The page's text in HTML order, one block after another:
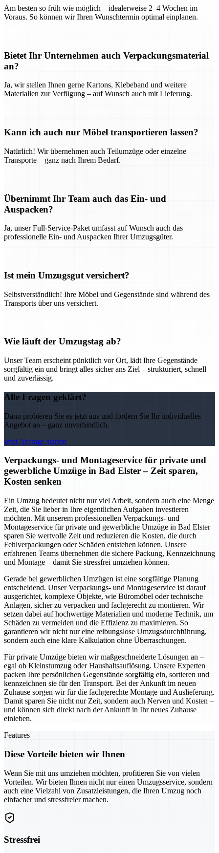
Am besten so früh wie möglich – idealerweise 2–4 Wochen im
Voraus. So können wir Ihren Wunschtermin optimal einplanen.
Bietet Ihr Unternehmen auch Verpackungsmaterial
an?
Ja, wir stellen Ihnen gerne Kartons, Klebeband und weitere
Materialien zur Verfügung – auf Wunsch auch mit Lieferung.
Kann ich auch nur Möbel transportieren lassen?
Natürlich! Wir übernehmen auch Teilumzüge oder einzelne
Transporte – ganz nach Ihrem Bedarf.
Übernimmt Ihr Team auch das Ein- und
Auspacken?
Ja, unser Full-Service-Paket umfasst auf Wunsch auch das
professionelle Ein- und Auspacken Ihrer Umzugsgüter.
Ist mein Umzugsgut versichert?
Selbstverständlich! Ihre Möbel und Gegenstände sind während des
Transports über uns versichert.
Wie läuft der Umzugstag ab?
Unser Team erscheint pünktlich vor Ort, lädt Ihre Gegenstände
sorgfältig ein und bringt alles sicher ans Ziel – strukturiert, schnell
und zuverlässig.
Alle Fragen geklärt?
Dann probieren Sie es jetzt aus und fordern Sie Ihr individuelles
Angebot an – ganz unverbindlich.
Jetzt Anfrage starten
Verpackungs- und Montageservice für private und
gewerbliche Umzüge in Bad Elster – Zeit sparen,
Kosten senken
Ein Umzug bedeutet nicht nur viel Arbeit, sondern auch eine Menge
Zeit, die Sie lieber in Ihre eigentlichen Aufgaben investieren
möchten. Mit unserem professionellen Verpackungs- und
Montageservice für private und gewerbliche Umzüge in Bad Elster
sparen Sie wertvolle Zeit und reduzieren die Kosten, die durch
Fehlverpackungen oder Schäden entstehen können. Unsere
erfahrenen Teams übernehmen die sichere Packung, Kennzeichnung
und Montage – damit Sie stressfrei umziehen können.
Gerade bei gewerblichen Umzügen ist eine sorgfältige Planung
entscheidend. Unser Verpackungs- und Montageservice ist darauf
ausgerichtet, komplexe Objekte, wie Büromöbel oder technische
Anlagen, sicher zu verpacken und fachgerecht zu montieren. Wir
setzen dabei auf hochwertige Materialien und moderne Technik, um
Schäden zu vermeiden und die Effizienz zu maximieren. So
garantieren wir nicht nur eine reibungslose Umzugsdurchführung,
sondern auch eine klare Kalkulation ohne Überraschungen.
Für private Umzüge bieten wir maßgeschneiderte Lösungen an –
egal ob Kleinstumzug oder Haushaltsauflösung. Unsere Experten
packen Ihre persönlichen Gegenstände sorgfältig ein, sortieren und
kennzeichnen sie für den Transport. Bei der Ankunft im neuen
Zuhause sorgen wir für die fachgerechte Montage und Auslieferung.
Damit sparen Sie nicht nur Zeit, sondern auch Nerven und Kosten –
und können sich direkt nach der Ankunft in Ihr neues Zuhause
einleben.
Features
Diese Vorteile bieten wir Ihnen
Wenn Sie mit uns umziehen möchten, profitieren Sie von vielen
Vorteilen. Wir bieten Ihnen nicht nur einen Umzugsservice, sondern
auch eine Vielzahl von Zusatzleistungen, die Ihren Umzug noch
einfacher und stressfreier machen.
Stressfrei